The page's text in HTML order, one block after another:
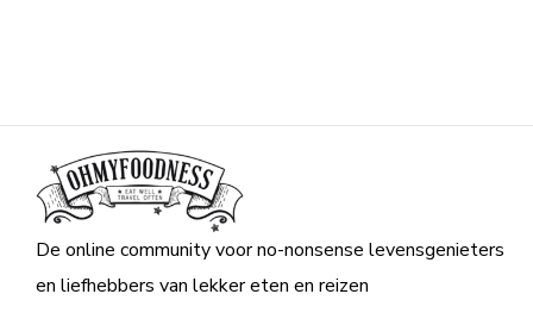
De online community voor no-nonsense levensgenieters
en liefhebbers van lekker eten en reizen